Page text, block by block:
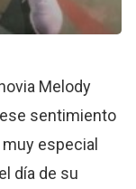
Melody
sentimiento
especial
día de su